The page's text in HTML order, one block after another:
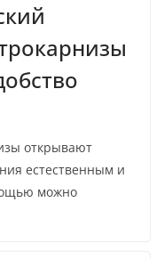
открывают
естественным и
можно